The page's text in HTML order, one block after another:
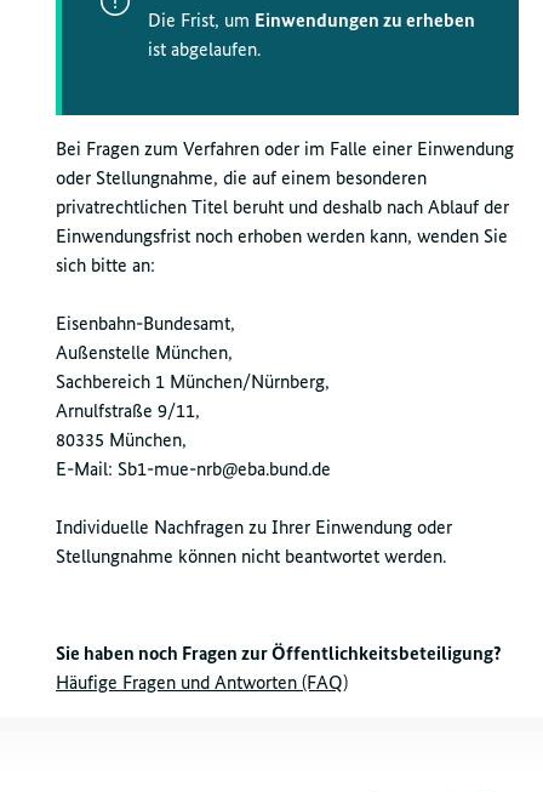
Die Frist, um Einwendungen zu erheben
ist abgelaufen.
Bei Fragen zum Verfahren oder im Falle einer Einwendung
oder Stellungnahme, die auf einem besonderen
privatrechtlichen Titel beruht und deshalb nach Ablauf der
Einwendungsfrist noch erhoben werden kann, wenden Sie
sich bitte an:
Eisenbahn-Bundesamt,
Außenstelle München,
Sachbereich 1 München/Nürnberg,
Arnulfstraße 9/11,
80335 München,
E-Mail: Sb1-mue-nrb@eba.bund.de
Individuelle Nachfragen zu Ihrer Einwendung oder
Stellungnahme können nicht beantwortet werden.
Sie haben noch Fragen zur Öffentlichkeitsbeteiligung?
Häufige Fragen und Antworten (FAQ)